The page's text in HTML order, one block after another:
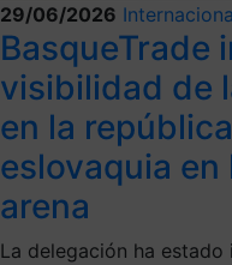
29/06/2026
BasqueTrade
visibilidad de
en la
eslovaquia
arena
La delegación ha